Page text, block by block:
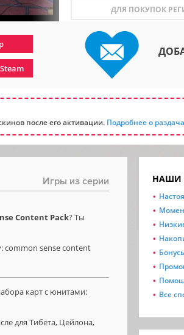
ДЛЯ ПОКУПОК
после его активации. Подробнее о
Игры из серии
Content Pack? Ты
common sense content
карт с юнитами:
для Тибета, Цейлона,
НАШИ
Все